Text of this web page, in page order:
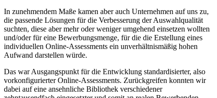
In zunehmendem Maße kamen aber auch Unternehmen auf uns zu,
die passende Lösungen für die Verbesserung der Auswahlqualität
suchten, diese aber mehr oder weniger umgehend einsetzen wollten
und/oder für eine Bewerbungsmenge, für die die Erstellung eines
individuellen Online-Assessments ein unverhältnismäßig hohen
Aufwand darstellen würde.
Das war Ausgangspunkt für die Entwicklung standardisierter, also
vorkonfigurierter Online-Assessments. Zurückgreifen konnten wir
dabei auf eine ansehnliche Bibliothek verschiedener